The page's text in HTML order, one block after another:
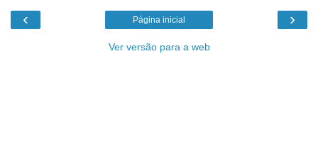
‹ ›
Página inicial
Ver versão para a web